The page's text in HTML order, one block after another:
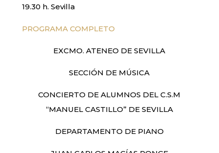
19.30 h. Sevilla
PROGRAMA COMPLETO
EXCMO. ATENEO DE SEVILLA
SECCIÓN DE MÚSICA
CONCIERTO DE ALUMNOS DEL C.S.M
“MANUEL CASTILLO” DE SEVILLA
DEPARTAMENTO DE PIANO